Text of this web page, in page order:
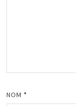
NOM *